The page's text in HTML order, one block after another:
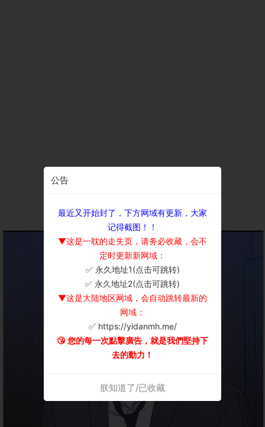
公告
最近又开始封了，下方网域有更新，大家
记得截图！！
▼这是一耽的走失页，请务必收藏，会不
定时更新新网域：
✅ 永久地址1(点击可跳转)
✅ 永久地址2(点击可跳转)
▼这是大陆地区网域，会自动跳转最新的
网域：
✅ https://yidanmh.me/
😘 您的每一次點擊廣告，就是我們堅持下
去的動力！
朕知道了/已收藏